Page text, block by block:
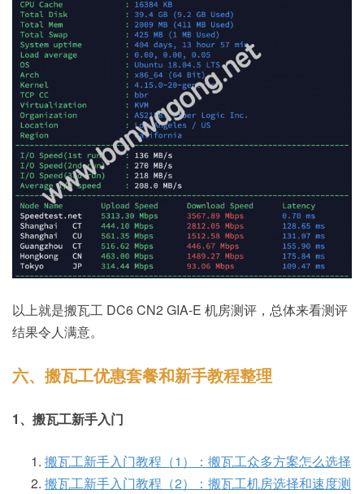
以上就是搬瓦工 DC6 CN2 GIA-E 机房测评，总体来看测评
结果令人满意。
六、搬瓦工优惠套餐和新手教程整理
1、搬瓦工新手入门
搬瓦工新手入门教程（1）：搬瓦工众多方案怎么选择
搬瓦工新手入门教程（2）：搬瓦工机房选择和速度测